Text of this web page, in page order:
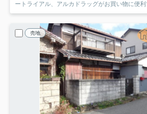
ートライアル、アルカドラッグがお買い物に便
売地